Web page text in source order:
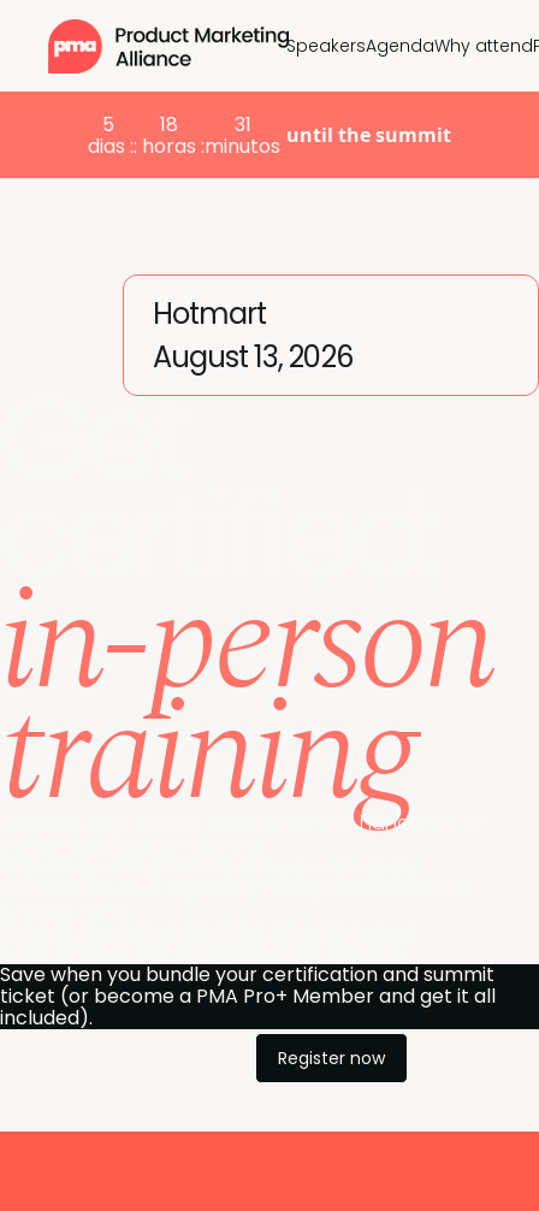
SpeakersAgendaWhy attend
5
dias :
18
: horas :
31
minutos until the summit
August 13, 2026
Hotmart
Get
in-person
training
Upgrade your summit experience with hands-on, in-
Save when you bundle your certification and summit
ticket (or become a PMA Pro+ Member and get it all
included).
Register now